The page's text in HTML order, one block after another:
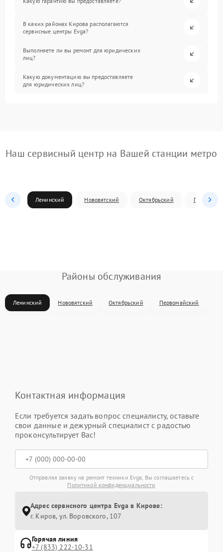
В каких районах Кирова располагаются
сервисные центры Evga?
Выполняете ли вы ремонт для юридических
лиц?
Какую документацию вы предоставляете
для юридических лиц?
Наш сервисный центр на Вашей станции метро
Ленинский Нововятский Октябрьский
Районы обслуживания
Ленинский Нововятский Октябрьский Первомайский
Контактная информация
Если требуется задать вопрос специалисту, оставьте
свои данные и дежурный специалист с радостью
проконсультирует Вас!
Отправляя заявку на ремонт техники Evga, Вы соглашаетесь с
Политикой конфиденциальности
Адрес сервисного центра Evga в Кирове:
г. Киров, ул. Воровского, 107
Горячая линия
+7 (833) 222-10-31